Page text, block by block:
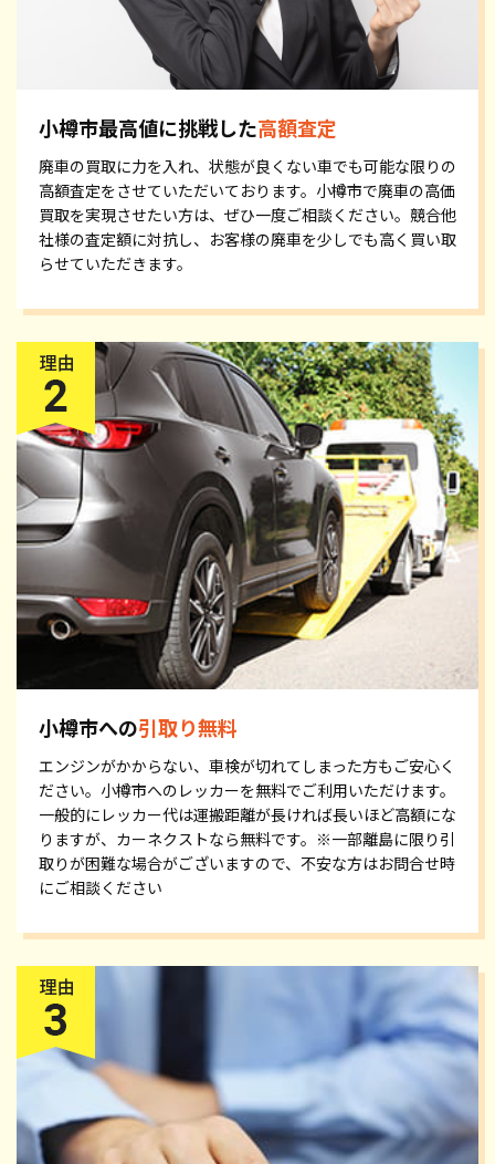
小樽市最高値に挑戦した高額査定
廃車の買取に力を入れ、状態が良くない車でも可能な限りの
高額査定をさせていただいております。小樽市で廃車の高価
買取を実現させたい方は、ぜひ一度ご相談ください。競合他
社様の査定額に対抗し、お客様の廃車を少しでも高く買い取
らせていただきます。
小樽市への引取り無料
エンジンがかからない、車検が切れてしまった方もご安心く
ださい。小樽市へのレッカーを無料でご利用いただけます。
一般的にレッカー代は運搬距離が長ければ長いほど高額にな
りますが、カーネクストなら無料です。※一部離島に限り引
取りが困難な場合がございますので、不安な方はお問合せ時
にご相談ください